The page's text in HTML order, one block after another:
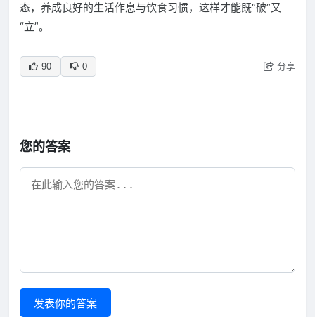
态，养成良好的生活作息与饮食习惯，这样才能既“破”又
“立”。
90 0 分享
您的答案
发表你的答案